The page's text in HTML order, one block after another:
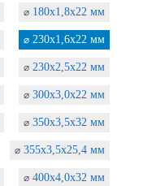
⌀ 180х1,8х22 мм
⌀ 230х1,6х22 мм
⌀ 230х2,5х22 мм
⌀ 300х3,0х22 мм
⌀ 350х3,5х32 мм
⌀ 355х3,5х25,4 мм
⌀ 400х4,0х32 мм